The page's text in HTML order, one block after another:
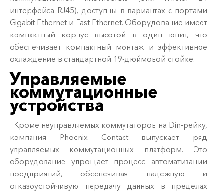
интерфейса RJ45), доступны в вариантах с портами
Gigabit Ethernet и Fast Ethernet. Оборудование имеет
компактный корпус высотой в один юнит, что
обеспечивает компактный монтаж и эффективное
охлаждение в стандартной 19-дюймовой стойке.
Управляемые
коммутационные
устройства
Кроме неуправляемых коммутаторов на Din-рейку,
компания Phoenix Contact выпускает ряд
управляемых коммутационных платформ. Это
оборудование упрощает процесс автоматизации
предприятий, обеспечивая надежную и
отказоустойчивую передачу данных в пределах